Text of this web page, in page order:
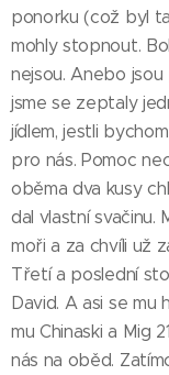
ponorku (což byl
mohly stopnout.
nejsou. Anebo
jsme se zeptaly
jídlem, jestli
pro nás. Pomoc
oběma dva kusy
dal vlastní svačinu.
moři a za chvíli už
Třetí a poslední
David. A asi se mu
mu Chinaski a Mig
nás na oběd.